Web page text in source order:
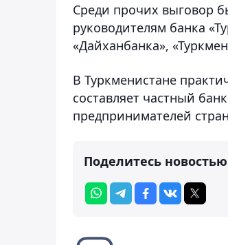
Среди прочих выговор
руководителям банка
«Дайханбанка»,
В Туркменистане
составляет частный
предпринимателей
Поделитесь